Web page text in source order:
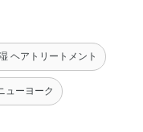
ヘアトリートメント
ューヨーク